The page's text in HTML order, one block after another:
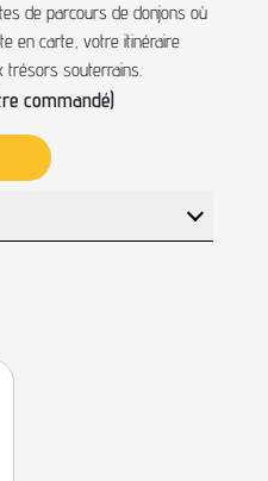
de parcours de donjons où
en carte, votre itinéraire
trésors souterrains.
commandé)